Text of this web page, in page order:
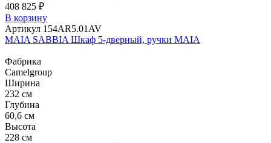
408 825 ₽
В корзину
Артикул 154AR5.01AV
MAIA SABBIA Шкаф 5-дверный, ручки MAIA
Фабрика
Camelgroup
Ширина
232 см
Глубина
60,6 см
Высота
228 см